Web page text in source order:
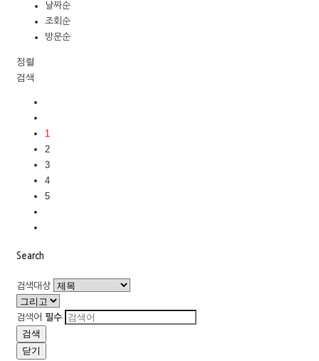
날짜순
조회순
방문순
정렬
검색
1
2
3
4
5
Search
검색대상
검색어 필수
검색
닫기